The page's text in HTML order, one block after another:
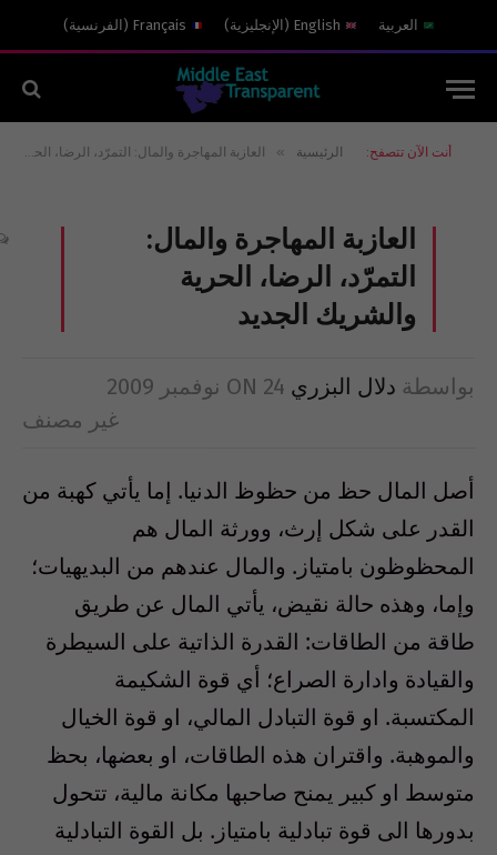
العربية English
( الإنجليزية)
Français
( الفرنسية)
أنت الآن تتصفح: الرئيسية » العازبة المهاجرة والمال: التمرّد، الرضا، الحرية والشريك الجديد
العازبة المهاجرة والمال:
التمرّد، الرضا، الحرية
والشريك الجديد
بواسطة دلال البزري ON 24 نوفمبر 2009
غير مصنف
أصل المال حظ من حظوظ الدنيا. إما يأتي كهبة من
القدر على شكل إرث، وورثة المال هم
المحظوظون بامتياز. والمال عندهم من البديهيات؛
وإما، وهذه حالة نقيض، يأتي المال عن طريق
طاقة من الطاقات: القدرة الذاتية على السيطرة
والقيادة وادارة الصراع؛ أي قوة الشكيمة
المكتسبة. او قوة التبادل المالي، او قوة الخيال
والموهبة. واقتران هذه الطاقات، او بعضها، بحظ
متوسط او كبير يمنح صاحبها مكانة مالية، تتحول
بدورها الى قوة تبادلية بامتياز. بل القوة التبادلية